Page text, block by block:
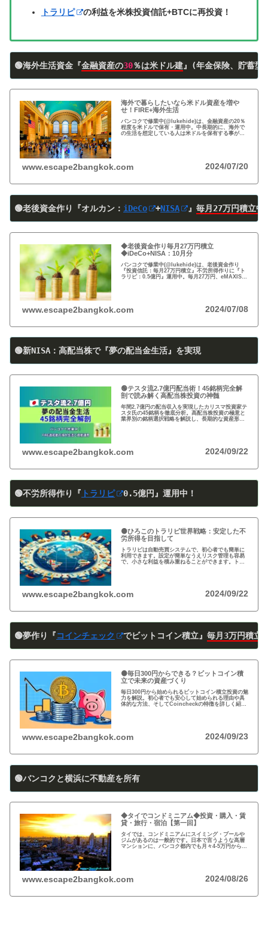
トラリピ の利益を米株投資信託+BTCに再投資！
🟢海外生活資金『金融資産の30％は米ドル建』(年金保険、貯蓄型
海外で暮らしたいなら米ドル資産を増や
せ！FIRE+海外生活
バンコクで修業中(@lukehide)は、金融資産の20％
程度を米ドルで保有・運用中。中長期的に、海外で
の生活を想定している人は米ドルを保有する事がお
www.escape2bangkok.com 2024/07/20
🟢老後資金作り『オルカン： iDeCo +NISA 』 毎月27万円積立中
◆老後資金作り毎月27万円積立
◆iDeCo+NISA：10月分
バンコクで修業中(@lukehide)は、老後資金作り
『投資信託：毎月27万円積立』不労所得作りに『ト
ラリピ：0.5億円』運用中。毎月27万円、eMAXIS
www.escape2bangkok.com 2024/07/08
🟢新NISA：高配当株で『夢の配当金生活』を実現
🟢テスタ流2.7億円配当術！45銘柄完全解
剖で読み解く高配当株投資の神髄
年間2.7億円の配当収入を実現したカリスマ投資家テ
スタ氏の45銘柄を徹底分析。高配当株投資の極意と
業界別の銘柄選択戦略を解説し、長期的な資産形成
www.escape2bangkok.com 2024/09/22
🟢不労所得作り『 トラリピ 0.5億円』運用中！
🟠ひろこのトラリピ世界戦略：安定した不
労所得を目指して
トラリピは自動売買システムで、初心者でも簡単に
利用できます。設定が簡単なうえリスク管理も容易
で、小さな利益を積み重ねることができます。トラ
www.escape2bangkok.com 2024/09/22
🟢夢作り『コインチェック でビットコイン積立』 毎月3万円積立
🟠毎日300円からできる？ビットコイン積
立で未来の資産づくり
毎日300円から始められるビットコイン積立投資の魅
力を解説。初心者でも安心して始められる理由や具
体的な方法、そしてCoincheckの特徴を詳しく紹
www.escape2bangkok.com 2024/09/23
🟢バンコクと横浜に不動産を所有
◆タイでコンドミニアム◆投資・購入・賃
貸・旅行・宿泊【第一回】
タイでは、コンドミニアムにスイミング・プールや
ジムがあるのは一般的です。日本で言うような高層
マンションに、バンコク都内でも月々4-5万円から賃
www.escape2bangkok.com 2024/08/26